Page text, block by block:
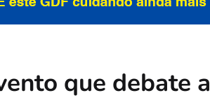
que debate a